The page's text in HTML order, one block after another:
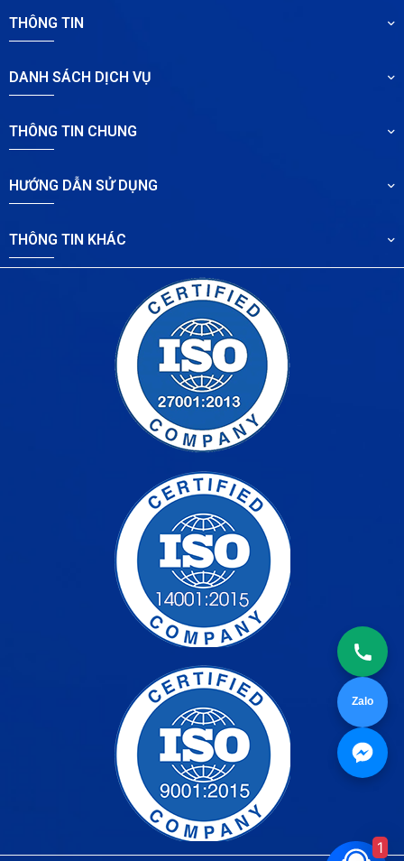
Zalo
THÔNG TIN
DANH SÁCH DỊCH VỤ
THÔNG TIN CHUNG
HƯỚNG DẪN SỬ DỤNG
THÔNG TIN KHÁC
1